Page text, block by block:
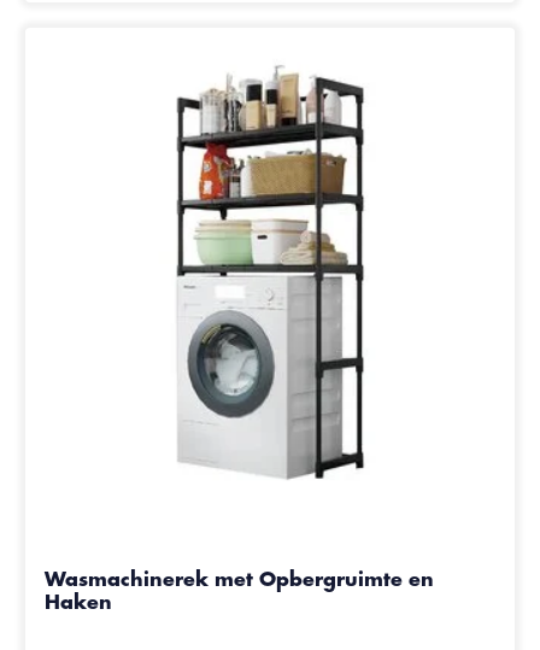
Wasmachinerek met Opbergruimte en
Haken